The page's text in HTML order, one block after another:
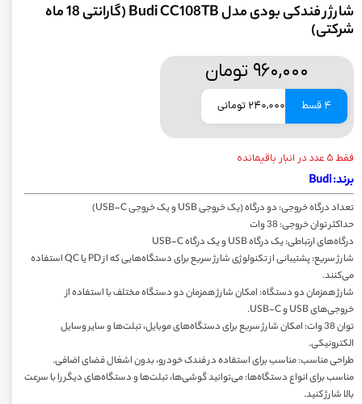
شارژر فندکی بودی مدل Budi CC108TB (گارانتی 18 ماه
شرکتی)
۹۶۰,۰۰۰ تومان
4 قسط 240,000 تومانی
فقط ۵ عدد در انبار باقیمانده
برند: Budi
تعداد درگاه خروجی: دو درگاه (یک خروجی USB و یک خروجی USB-C)
حداکثر توان خروجی: 38 وات
درگاه‌های ارتباطی: یک درگاه USB و یک درگاه USB-C
شارژ سریع: پشتیبانی از تکنولوژی شارژ سریع برای دستگاه‌هایی که از PD یا QC استفاده
می‌کنند.
شارژ همزمان دو دستگاه: امکان شارژ همزمان دو دستگاه مختلف با استفاده از
خروجی‌های USB و USB-C.
توان 38 وات: امکان شارژ سریع برای دستگاه‌های موبایل، تبلت‌ها و سایر وسایل
الکترونیکی.
طراحی مناسب: مناسب برای استفاده در فندک خودرو، بدون اشغال فضای اضافی.
مناسب برای انواع دستگاه‌ها: می‌توانید گوشی‌ها، تبلت‌ها و دستگاه‌های دیگر را با سرعت
بالا شارژ کنید.